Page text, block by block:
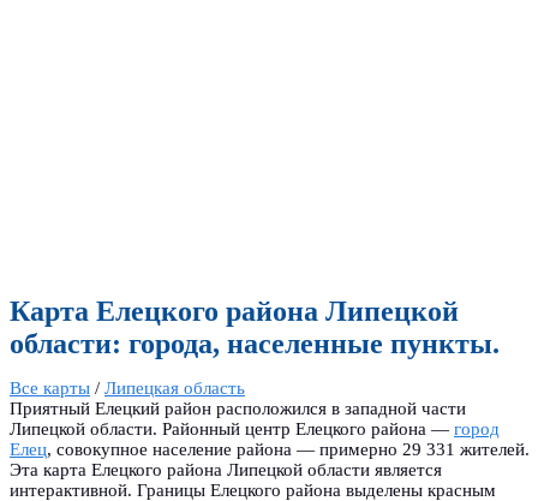
Карта Елецкого района Липецкой
области: города, населенные пункты.
Все карты / Липецкая область
Приятный Елецкий район расположился в западной части
Липецкой области. Районный центр Елецкого района — город
Елец, совокупное население района — примерно 29 331 жителей.
Эта карта Елецкого района Липецкой области является
интерактивной. Границы Елецкого района выделены красным